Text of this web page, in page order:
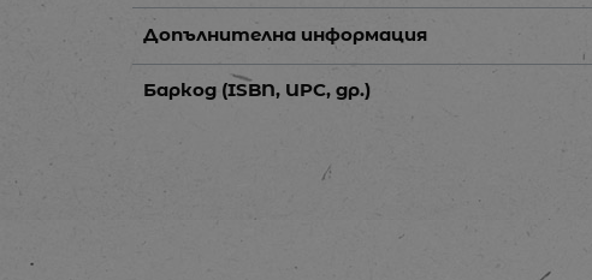
Допълнителна информация
Баркод (ISBN, UPC, др.)